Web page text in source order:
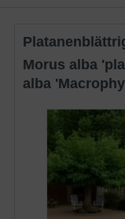
Morus alba 'platanifolia' (Synonym: Morus
alba